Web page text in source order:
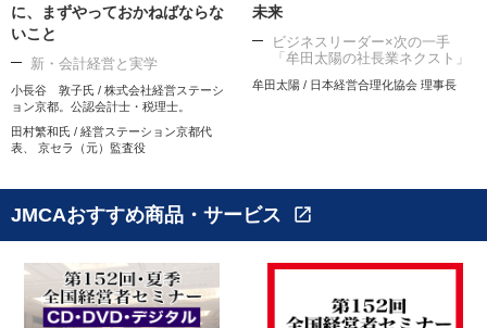
に、まずやっておかねばならな
いこと
新・会計経営と実学
小長谷 敦子氏 / 株式会社経営ステーシ
ョン京都。公認会計士・税理士。
田村繁和氏 / 経営ステーション京都代
表、 京セラ（元）監査役
未来
ビジネスリーダー×次の一手
「牟田太陽の社長業ネクスト」
牟田太陽 / 日本経営合理化協会 理事長
JMCAおすすめ商品・サービス open_in_new